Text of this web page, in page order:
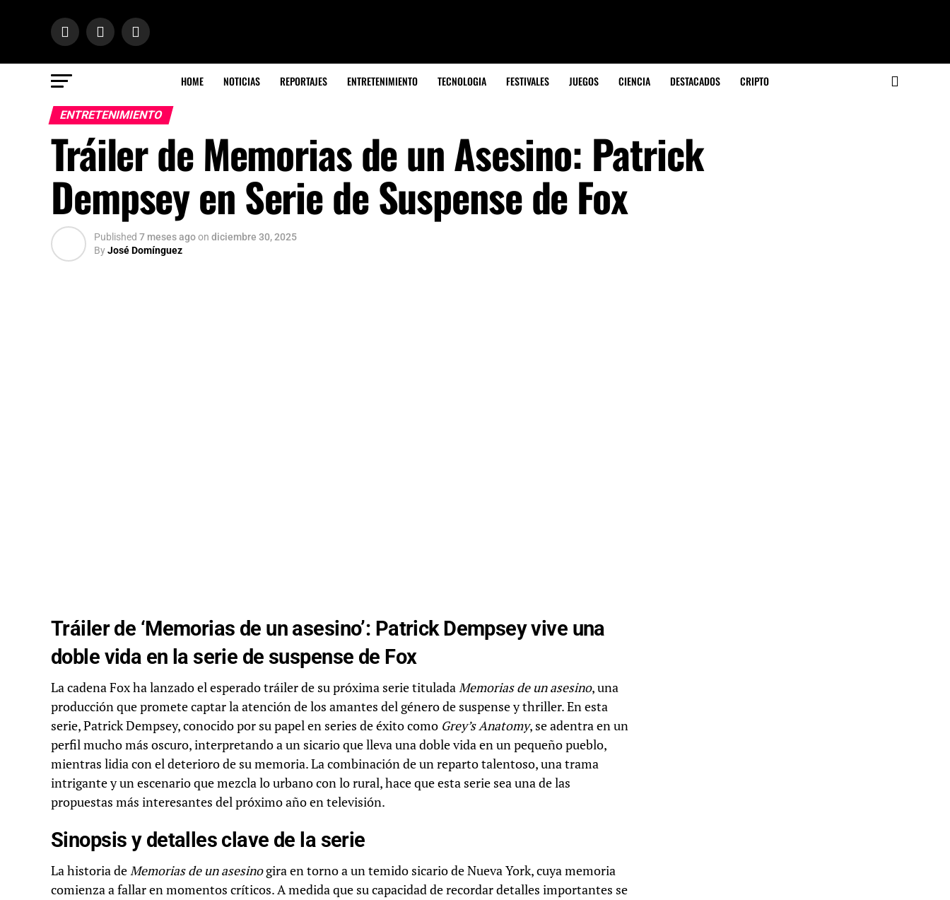
HOME NOTICIAS REPORTAJES ENTRETENIMIENTO TECNOLOGIA FESTIVALES JUEGOS CIENCIA DESTACADOS CRIPTO
ENTRETENIMIENTO
Tráiler de Memorias de un Asesino: Patrick
Dempsey en Serie de Suspense de Fox
Published 7 meses agoon diciembre 30, 2025
ByJosé Domínguez
Tráiler de ‘Memorias de un asesino’: Patrick Dempsey vive una
doble vida en la serie de suspense de Fox
La cadena Fox ha lanzado el esperado tráiler de su próxima serie tituladaMemorias de un asesino, una
producción que promete captar la atención de los amantes del género de suspense y thriller. En esta
serie, Patrick Dempsey, conocido por su papel en series de éxito como Grey’s Anatomy, se adentra en un
perfil mucho más oscuro, interpretando a un sicario que lleva una doble vida en un pequeño pueblo,
mientras lidia con el deterioro de su memoria. La combinación de un reparto talentoso, una trama
intrigante y un escenario que mezcla lo urbano con lo rural, hace que esta serie sea una de las
propuestas más interesantes del próximo año en televisión.
Sinopsis y detalles clave de la serie
La historia deMemorias de un asesinogira en torno a un temido sicario de Nueva York, cuya memoria
comienza a fallar en momentos críticos. A medida que su capacidad de recordar detalles importantes se